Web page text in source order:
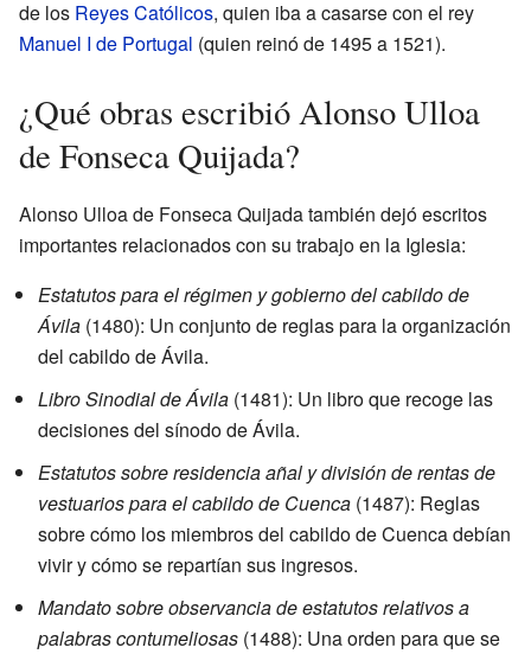
de los Reyes Católicos, quien iba a casarse con el rey
Manuel I de Portugal (quien reinó de 1495 a 1521).
¿Qué obras escribió Alonso Ulloa
de Fonseca Quijada?
Alonso Ulloa de Fonseca Quijada también dejó escritos
importantes relacionados con su trabajo en la Iglesia:
Estatutos para el régimen y gobierno del cabildo de
Ávila (1480): Un conjunto de reglas para la organización
del cabildo de Ávila.
Libro Sinodial de Ávila (1481): Un libro que recoge las
decisiones del sínodo de Ávila.
Estatutos sobre residencia añal y división de rentas de
vestuarios para el cabildo de Cuenca (1487): Reglas
sobre cómo los miembros del cabildo de Cuenca debían
vivir y cómo se repartían sus ingresos.
Mandato sobre observancia de estatutos relativos a
palabras contumeliosas (1488): Una orden para que se